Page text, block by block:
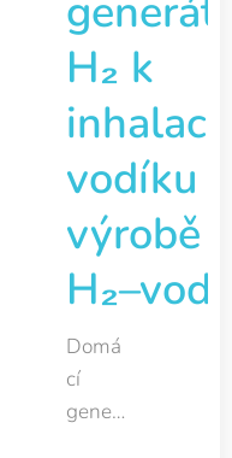
H₂ k
inhalaci
vodíku a
výrobě
Domá
cí
gener